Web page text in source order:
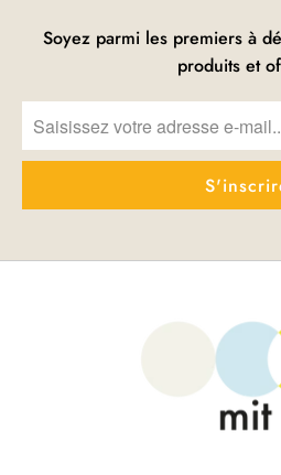
Soyez parmi les premiers à
produits et